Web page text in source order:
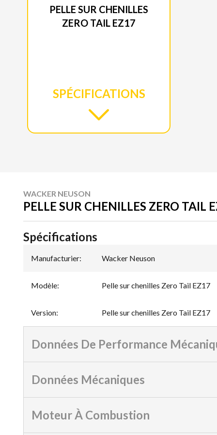
PELLE SUR CHENILLES
ZERO TAIL EZ17
SPÉCIFICATIONS
WACKER NEUSON
PELLE SUR CHENILLES ZERO TAIL
Spécifications
Manufacturier: Wacker Neuson
Modèle: Pelle sur chenilles Zero Tail EZ17
Version: Pelle sur chenilles Zero Tail EZ17
Données De Performance
Données Mécaniques
Moteur À Combustion